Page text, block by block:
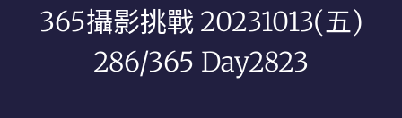
365攝影挑戰 20231013(五)
286/365 Day2823